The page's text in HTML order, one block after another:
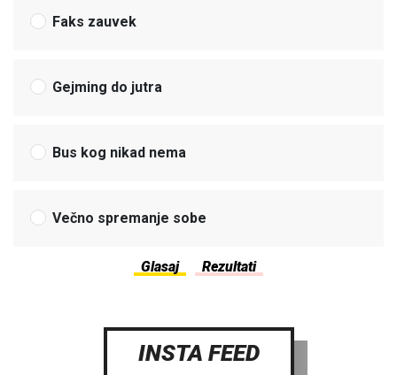
Faks zauvek
Gejming do jutra
Bus kog nikad nema
Večno spremanje sobe
INSTA FEED